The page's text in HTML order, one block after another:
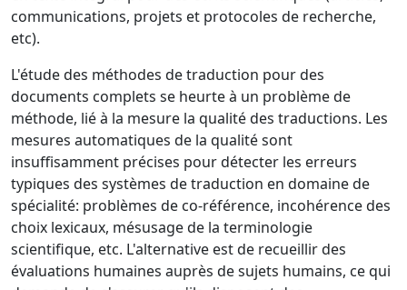
communications, projets et protocoles de recherche,
etc).
L'étude des méthodes de traduction pour des
documents complets se heurte à un problème de
méthode, lié à la mesure la qualité des traductions. Les
mesures automatiques de la qualité sont
insuffisamment précises pour détecter les erreurs
typiques des systèmes de traduction en domaine de
spécialité: problèmes de co-référence, incohérence des
choix lexicaux, mésusage de la terminologie
scientifique, etc. L'alternative est de recueillir des
évaluations humaines auprès de sujets humains, ce qui